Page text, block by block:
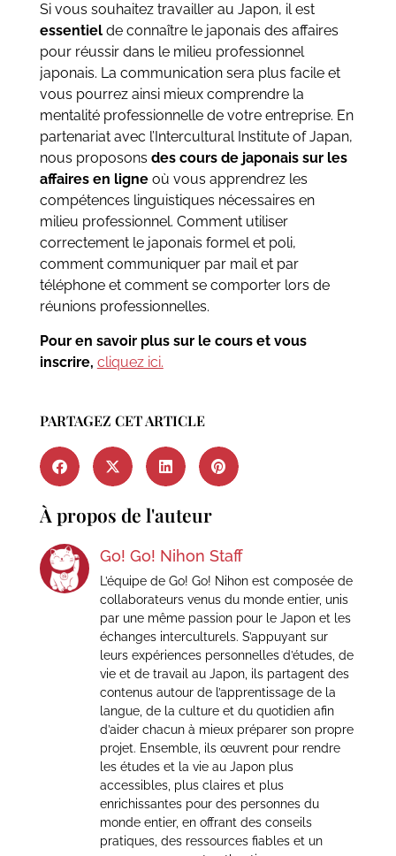
Si vous souhaitez travailler au Japon, il est
essentielde connaître le japonais des affaires
pour réussir dans le milieu professionnel
japonais. La communication sera plus facile et
vous pourrez ainsi mieux comprendre la
mentalité professionnelle de votre entreprise. En
partenariat avec l’Intercultural Institute of Japan,
nous proposons des cours de japonais sur les
affaires en ligneoù vous apprendrez les
compétences linguistiques nécessaires en
milieu professionnel. Comment utiliser
correctement le japonais formel et poli,
comment communiquer par mail et par
téléphone et comment se comporter lors de
réunions professionnelles.
Pour en savoir plus sur le cours et vous
inscrire, cliquez ici.
PARTAGEZ CET ARTICLE
À propos de l'auteur
Go! Go! Nihon Staff
L’équipe de Go! Go! Nihon est composée de
collaborateurs venus du monde entier, unis
par une même passion pour le Japon et les
échanges interculturels. S’appuyant sur
leurs expériences personnelles d’études, de
vie et de travail au Japon, ils partagent des
contenus autour de l’apprentissage de la
langue, de la culture et du quotidien afin
d’aider chacun à mieux préparer son propre
projet. Ensemble, ils œuvrent pour rendre
les études et la vie au Japon plus
accessibles, plus claires et plus
enrichissantes pour des personnes du
monde entier, en offrant des conseils
pratiques, des ressources fiables et un